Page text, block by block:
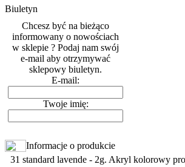
Biuletyn
Chcesz być na bieżąco
informowany o nowościach
w sklepie ? Podaj nam swój
e-mail aby otrzymywać
sklepowy biuletyn.
E-mail:
Twoje imię:
Informacje o produkcie
31 standard lavende - 2g. Akryl kolorowy